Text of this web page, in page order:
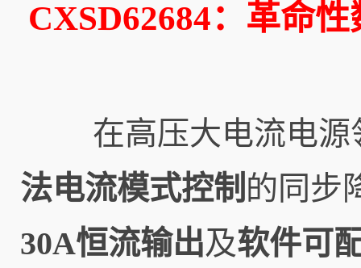
CXSD62684：革命
在高压大电流电源
法电流模式控制的同步
30A恒流输出及软件可